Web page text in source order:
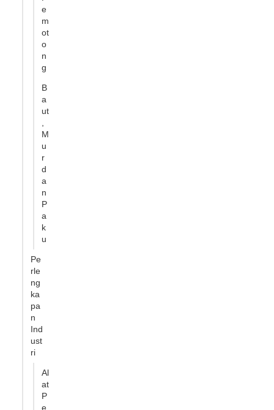
e
m
ot
o
n
g
B
a
ut
,
M
u
r
d
a
n
P
a
k
u
Pe
rle
ng
ka
pa
n
Ind
ust
ri
Al
at
P
e